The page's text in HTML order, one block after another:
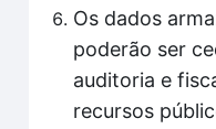
Os dados
poderão ser
auditoria e
recursos